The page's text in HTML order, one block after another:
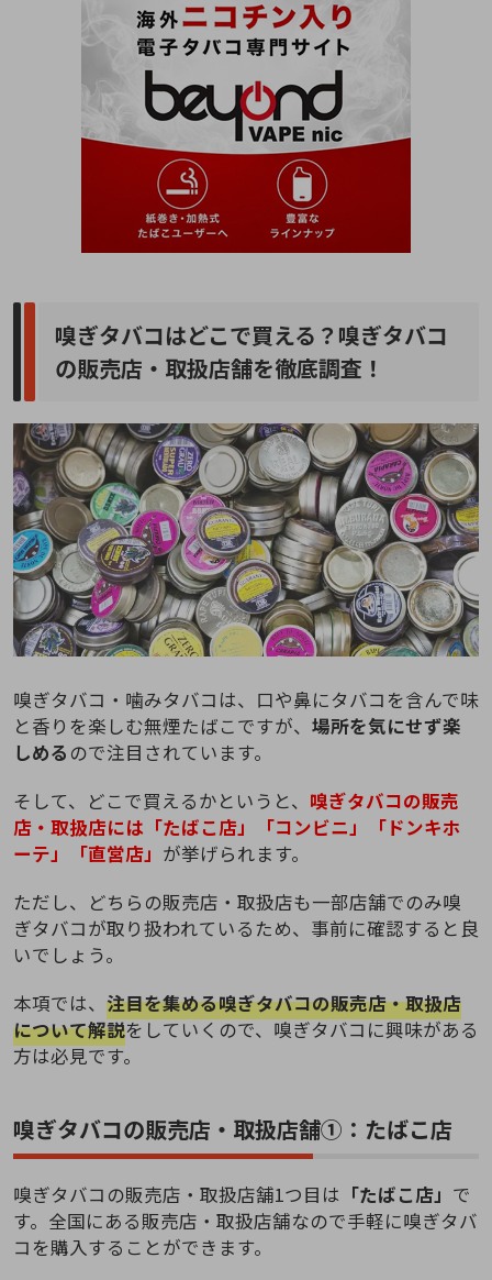
嗅ぎタバコはどこで買える？嗅ぎタバコ
の販売店・取扱店舗を徹底調査！
嗅ぎタバコ・噛みタバコは、口や鼻にタバコを含んで味
と香りを楽しむ無煙たばこですが、 場所を気にせず楽
しめる ので注目されています。
そして、どこで買えるかというと、 嗅ぎタバコの販売
店・取扱店には「たばこ店」「コンビニ」「ドンキホ
ーテ」「直営店」 が挙げられます。
ただし、どちらの販売店・取扱店も一部店舗でのみ嗅
ぎタバコが取り扱われているため、事前に確認すると良
いでしょう。
本項では、 注目を集める嗅ぎタバコの販売店・取扱店
について解説をしていくので、嗅ぎタバコに興味がある
方は必見です。
嗅ぎタバコの販売店・取扱店舗①：たばこ店
嗅ぎタバコの販売店・取扱店舗1つ目は 「たばこ店」 で
す。全国にある販売店・取扱店舗なので手軽に嗅ぎタバ
コを購入することができます。